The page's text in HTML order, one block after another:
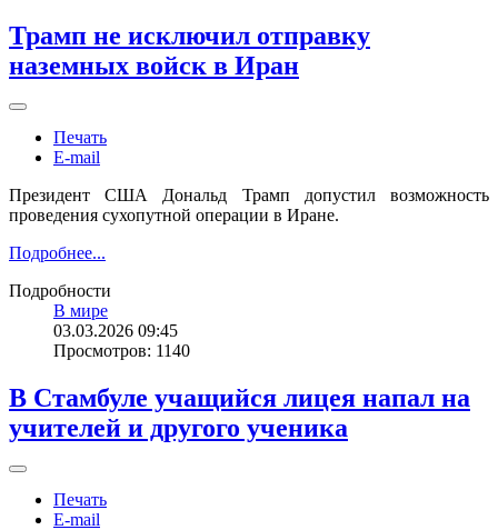
Трамп не исключил отправку
наземных войск в Иран
Печать
E-mail
Президент США Дональд Трамп допустил возможность
проведения сухопутной операции в Иране.
Подробнее...
Подробности
В мире
03.03.2026 09:45
Просмотров: 1140
В Стамбуле учащийся лицея напал на
учителей и другого ученика
Печать
E-mail